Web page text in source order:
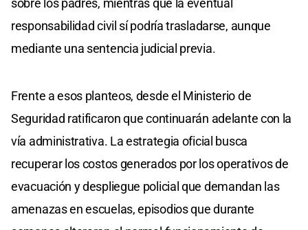
sobre los padres, mientras que la eventual
responsabilidad civil sí podría trasladarse, aunque
mediante una sentencia judicial previa.
Frente a esos planteos, desde el Ministerio de
Seguridad ratificaron que continuarán adelante con la
vía administrativa. La estrategia oficial busca
recuperar los costos generados por los operativos de
evacuación y despliegue policial que demandan las
amenazas en escuelas, episodios que durante